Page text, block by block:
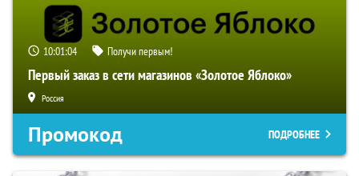
10:01:03 Получи первым!
Первый заказ в сети магазинов «Золотое Яблоко»
Россия
Промокод ПОДРОБНЕЕ